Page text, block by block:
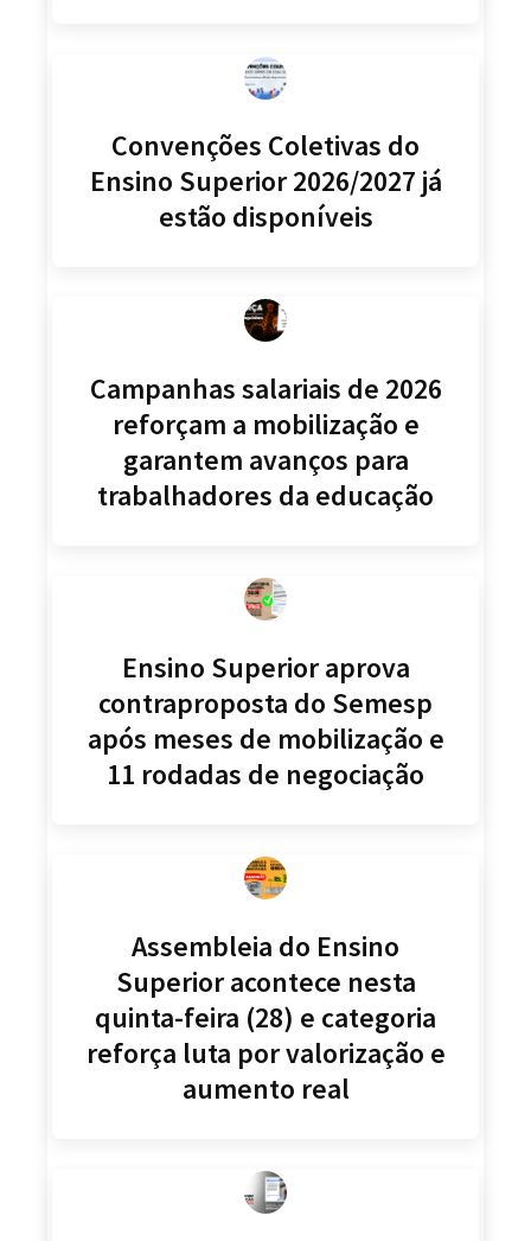
Convenções Coletivas do
Ensino Superior 2026/2027 já
estão disponíveis
Campanhas salariais de 2026
reforçam a mobilização e
garantem avanços para
trabalhadores da educação
Ensino Superior aprova
contraproposta do Semesp
após meses de mobilização e
11 rodadas de negociação
Assembleia do Ensino
Superior acontece nesta
quinta-feira (28) e categoria
reforça luta por valorização e
aumento real